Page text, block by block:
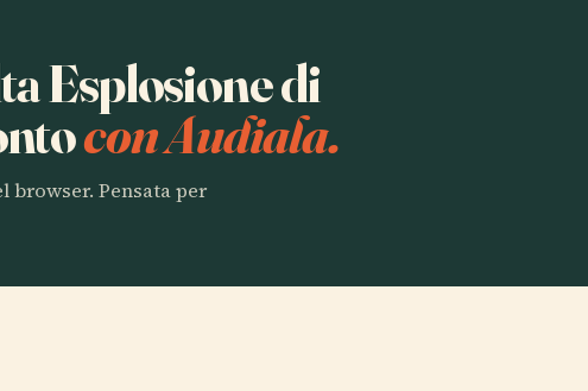
Esplosione di
con Audiala.
browser. Pensata per